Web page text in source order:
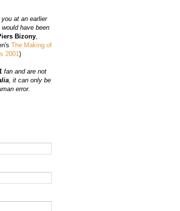
at an earlier
have been
Bizony,
The Making of
2001)
fan and are not
, it can only be
error.